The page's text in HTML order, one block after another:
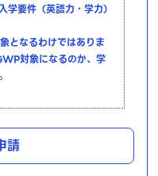
学要件（英語力・学力）
となるわけではありま
対象になるのか、学
請